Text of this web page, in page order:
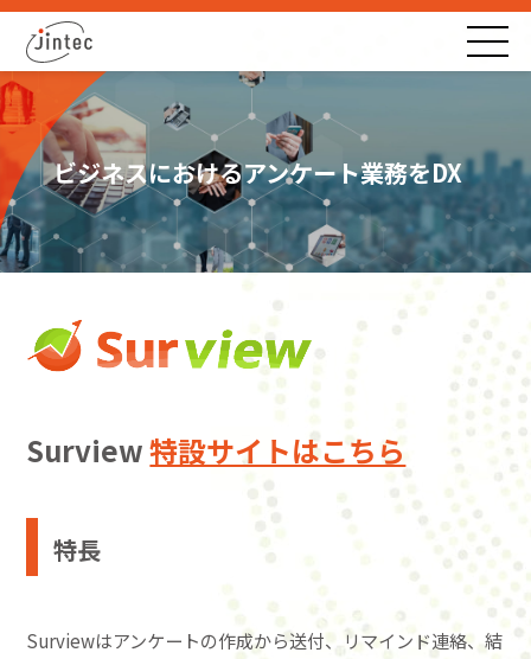
ビジネスにおけるアンケート業務をDX
Surview特設サイトはこちら
特長
Surviewはアンケートの作成から送付、リマインド連絡、結